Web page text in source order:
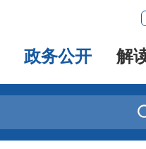
政务公开 解